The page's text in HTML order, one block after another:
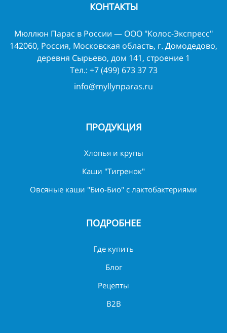
КОНТАКТЫ
Мюллюн Парас в России — ООО "Колос-Экспресс"
142060, Россия, Московская область, г. Домодедово,
деревня Сырьево, дом 141, строение 1
Тел.: +7 (499) 673 37 73
info@myllynparas.ru
ПРОДУКЦИЯ
Хлопья и крупы
Каши "Тигренок"
Овсяные каши "Био-Био" с лактобактериями
ПОДРОБНЕЕ
Где купить
Блог
Рецепты
B2B